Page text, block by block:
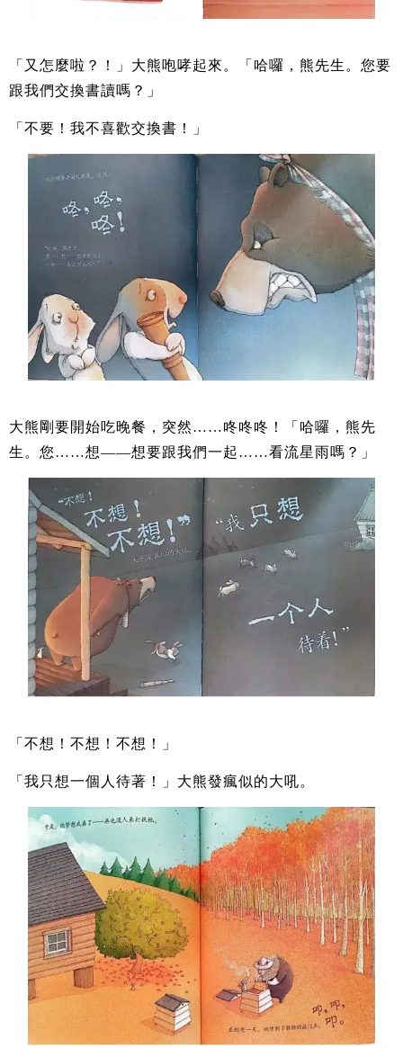
「又怎麼啦？！」大熊咆哮起來。「哈囉，熊先生。您要
跟我們交換書讀嗎？」
「不要！我不喜歡交換書！」
大熊剛要開始吃晚餐，突然……咚咚咚！「哈囉，熊先
生。您……想——想要跟我們一起……看流星雨嗎？」
「不想！不想！不想！」
「我只想一個人待著！」大熊發瘋似的大吼。